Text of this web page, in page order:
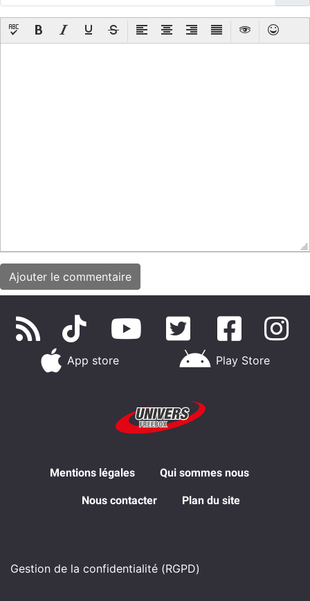
App store Play Store
Mentions légales Qui sommes nous
Nous contacter Plan du site
Gestion de la confidentialité (RGPD)